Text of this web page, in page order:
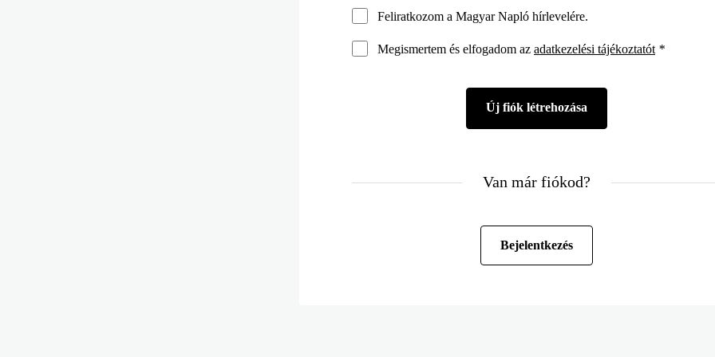
Feliratkozom a Magyar Napló hírlevelére.
Megismertem és elfogadom az adatkezelési tájékoztatót *
Van már fiókod?
Bejelentkezés